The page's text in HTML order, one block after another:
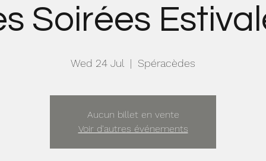
Soirées
Wed 24 Jul
  |
Spéracèdes
Aucun billet en vente
Voir d'autres événements